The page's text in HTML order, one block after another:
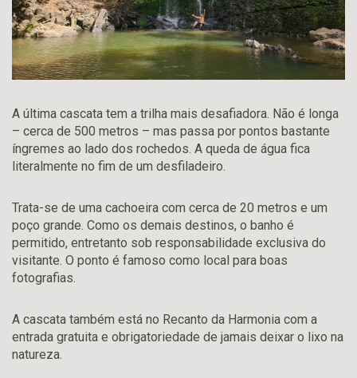
A última cascata tem a trilha mais desafiadora. Não é longa
– cerca de 500 metros – mas passa por pontos bastante
íngremes ao lado dos rochedos. A queda de água fica
literalmente no fim de um desfiladeiro.
Trata-se de uma cachoeira com cerca de 20 metros e um
poço grande. Como os demais destinos, o banho é
permitido, entretanto sob responsabilidade exclusiva do
visitante. O ponto é famoso como local para boas
fotografias.
A cascata também está no Recanto da Harmonia com a
entrada gratuita e obrigatoriedade de jamais deixar o lixo na
natureza.